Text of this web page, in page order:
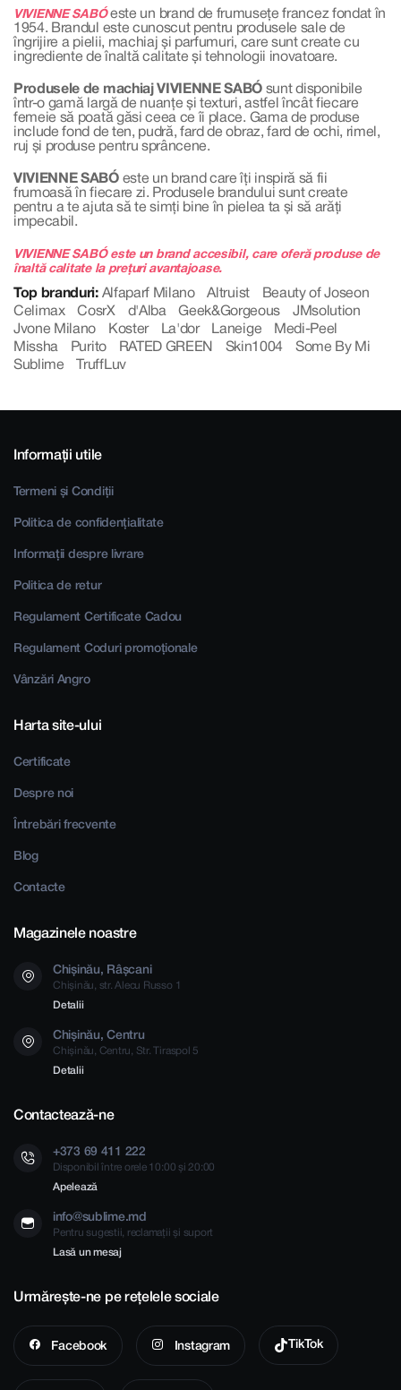
VIVIENNE SABÓeste un brand de frumusețe francez fondat în
1954. Brandul este cunoscut pentru produsele sale de
îngrijire a pielii, machiaj și parfumuri, care sunt create cu
ingrediente de înaltă calitate și tehnologii inovatoare.
Produsele de machiaj VIVIENNE SABÓ sunt disponibile
într-o gamă largă de nuanțe și texturi, astfel încât fiecare
femeie să poată găsi ceea ce îi place. Gama de produse
include fond de ten, pudră, fard de obraz, fard de ochi, rimel,
ruj și produse pentru sprâncene.
VIVIENNE SABÓeste un brand care îți inspiră să fii
frumoasă în fiecare zi. Produsele brandului sunt create
pentru a te ajuta să te simți bine în pielea ta și să arăți
impecabil.
VIVIENNE SABÓ este un brand accesibil, care oferă produse de
înaltă calitate la prețuri avantajoase.
Top branduri: Alfaparf Milano Altruist
Beauty of Joseon
Celimax
CosrX d'Alba Geek&Gorgeous
JMsolution
Jvone Milano
Koster La'dor Laneige
Medi-Peel
Missha
Purito RATED GREEN Skin1004
Some By Mi
Sublime
TruffLuv
Informații utile
Termeni și Condiții
Politica de confidențialitate
Informații despre livrare
Politica de retur
Regulament Certificate Cadou
Regulament Coduri promoționale
Vânzări Angro
Harta site-ului
Certificate
Despre noi
Întrebări frecvente
Blog
Contacte
Magazinele noastre
Chișinău, Râșcani
Chișinău, str. Alecu Russo 1
Detalii
Chișinău, Centru
Chișinău, Centru, Str. Tiraspol 5
Detalii
Contactează-ne
+373 69 411 222
Disponibil între orele 10:00 și 20:00
Apelează
info@sublime.md
Pentru sugestii, reclamații și suport
Lasă un mesaj
Urmărește-ne pe rețelele sociale
Facebook Instagram TikTok